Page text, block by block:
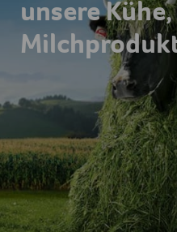
unsere